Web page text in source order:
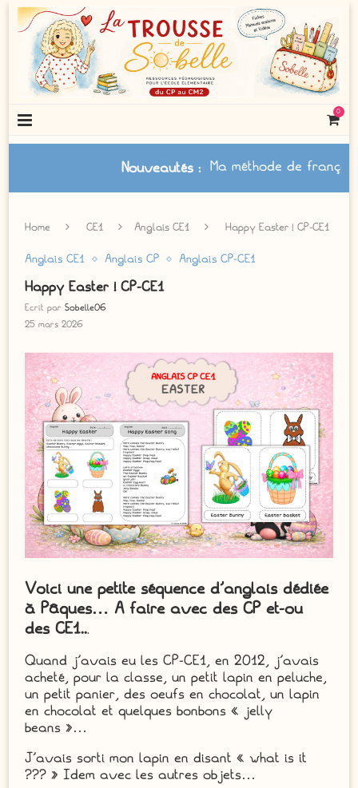
0
Nouveautés: Ma méthode de français à
Home CE1 Anglais CE1 Happy Easter ! CP-CE1
Anglais CE1 Anglais CP Anglais CP-CE1
Happy Easter ! CP-CE1
Ecrit parSobelle06
25 mars 2026
Voici une petite séquence d’anglais dédiée
à Pâques… A faire avec des CP et-ou
des CE1...
Quand j’avais eu les CP-CE1, en 2012, j’avais
acheté, pour la classe, un petit lapin en peluche,
un petit panier, des oeufs en chocolat, un lapin
en chocolat et quelques bonbons « jelly
beans »…
J’avais sorti mon lapin en disant « what is it
??? » Idem avec les autres objets…